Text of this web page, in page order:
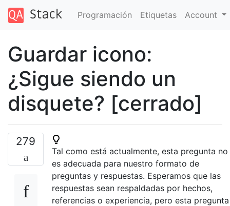
Programación Etiquetas Account
Guardar icono:
¿Sigue siendo un
disquete? [cerrado]
279
Tal como está actualmente, esta pregunta no
es adecuada para nuestro formato de
preguntas y respuestas. Esperamos que las
respuestas sean respaldadas por hechos,
referencias o experiencia, pero esta pregunta